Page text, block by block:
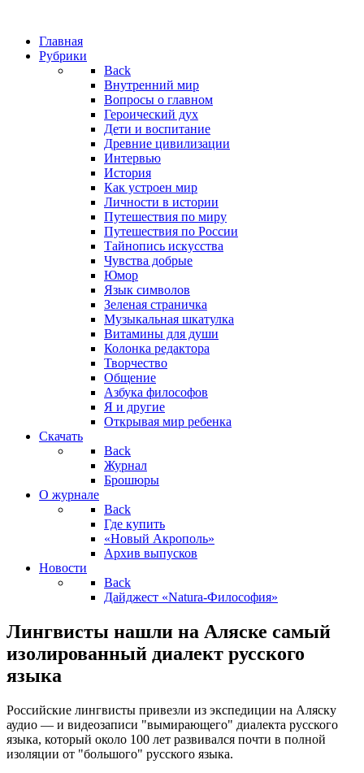
Главная
Рубрики
Back
Внутренний мир
Вопросы о главном
Героический дух
Дети и воспитание
Древние цивилизации
Интервью
История
Как устроен мир
Личности в истории
Путешествия по миру
Путешествия по России
Тайнопись искусства
Чувства добрые
Юмор
Язык символов
Зеленая страничка
Музыкальная шкатулка
Витамины для души
Колонка редактора
Творчество
Общение
Азбука философов
Я и другие
Открывая мир ребенка
Скачать
Back
Журнал
Брошюры
О журнале
Back
Где купить
«Новый Акрополь»
Архив выпусков
Новости
Back
Дайджест «Natura-Философия»
Лингвисты нашли на Аляске самый
изолированный диалект русского
языка
Российские лингвисты привезли из экспедиции на Аляску
аудио — и видеозаписи "вымирающего" диалекта русского
языка, который около 100 лет развивался почти в полной
изоляции от "большого" русского языка.